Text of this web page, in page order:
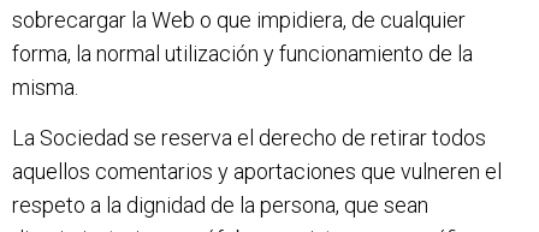
sobrecargar la Web o que impidiera, de cualquier
forma, la normal utilización y funcionamiento de la
misma.
La Sociedad se reserva el derecho de retirar todos
aquellos comentarios y aportaciones que vulneren el
respeto a la dignidad de la persona, que sean